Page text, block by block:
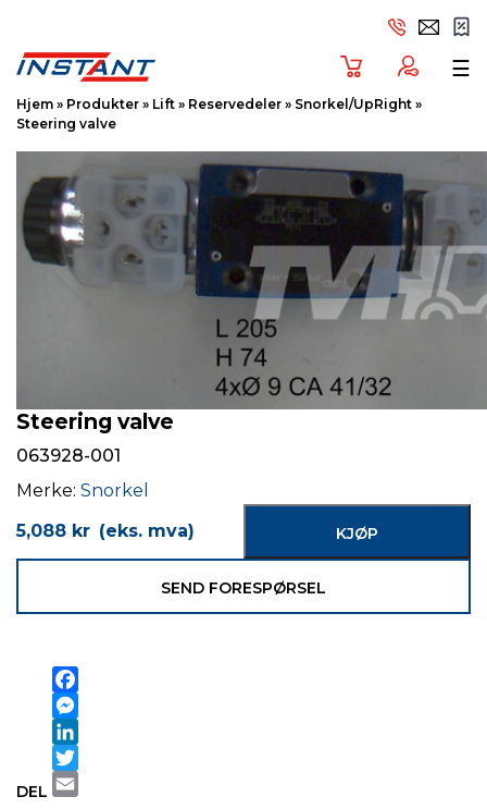
☰
Hjem » Produkter » Lift » Reservedeler » Snorkel/UpRight »
Steering valve
Steering valve
063928-001
Merke: Snorkel
KJØP
5,088 kr (eks. mva)
SEND FORESPØRSEL
DEL
Facebook
Messenger
LinkedIn
Twitter
Email